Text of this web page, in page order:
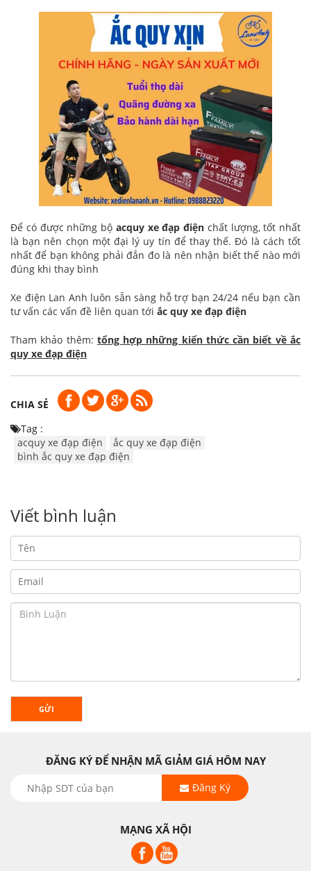
Để có được những bộ acquy xe đạp điện chất lượng, tốt nhất
là bạn nên chọn một đại lý uy tín để thay thế. Đó là cách tốt
nhất để bạn không phải đắn đo là nên nhận biết thế nào mới
đúng khi thay bình
Xe điện Lan Anh luôn sẵn sàng hỗ trợ bạn 24/24 nếu bạn cần
tư vấn các vấn đề liên quan tới ắc quy xe đạp điện
Tham khảo thêm: tổng hợp những kiến thức cần biết về ắc
quy xe đạp điện
CHIA SẺ
Tag :
acquy xe đạp điện
ắc quy xe đạp điện
bình ắc quy xe đạp điện
Viết bình luận
GỬI
ĐĂNG KÝ ĐỂ NHẬN MÃ GIẢM GIÁ HÔM NAY
Đăng Ký
MẠNG XÃ HỘI